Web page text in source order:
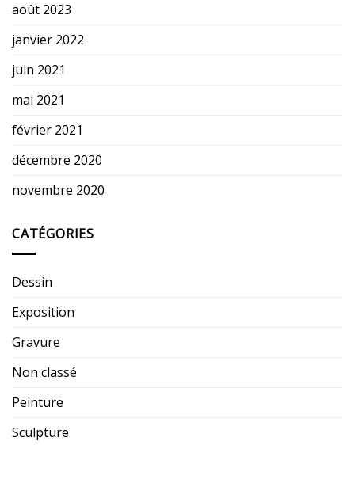
août 2023
janvier 2022
juin 2021
mai 2021
février 2021
décembre 2020
novembre 2020
CATÉGORIES
Dessin
Exposition
Gravure
Non classé
Peinture
Sculpture